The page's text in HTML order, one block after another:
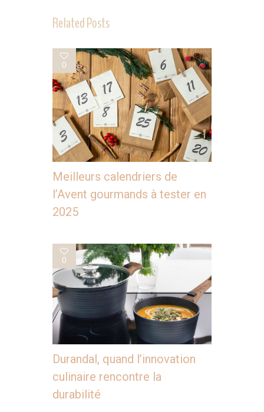
Related Posts
0
Meilleurs calendriers de
l’Avent gourmands à tester en
2025
0
Durandal, quand l’innovation
culinaire rencontre la
durabilité